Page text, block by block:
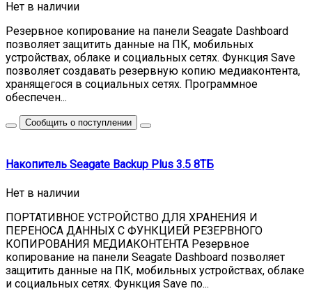
Нет в наличии
Резервное копирование на панели Seagate Dashboard
позволяет защитить данные на ПК, мобильных
устройствах, облаке и социальных сетях. Функция Save
позволяет создавать резервную копию медиаконтента,
хранящегося в социальных сетях. Программное
обеспечен...
Сообщить о поступлении
Накопитель Seagate Backup Plus 3.5 8ТБ
Нет в наличии
ПОРТАТИВНОЕ УСТРОЙСТВО ДЛЯ ХРАНЕНИЯ И
ПЕРЕНОСА ДАННЫХ С ФУНКЦИЕЙ РЕЗЕРВНОГО
КОПИРОВАНИЯ МЕДИАКОНТЕНТА Резервное
копирование на панели Seagate Dashboard позволяет
защитить данные на ПК, мобильных устройствах, облаке
и социальных сетях. Функция Save по...